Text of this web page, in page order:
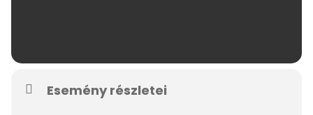
Esemény részletei